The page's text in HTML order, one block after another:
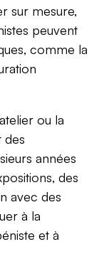
sur mesure,
peuvent
comme la
ou la
des
années
des
avec des
à la
et à